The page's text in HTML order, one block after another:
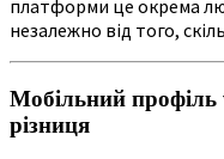
платформи це окрема
незалежно від того,
Мобільний профіль
різниця